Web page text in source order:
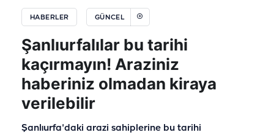
HABERLER GÜNCEL
Şanlıurfalılar bu tarihi
kaçırmayın! Araziniz
haberiniz olmadan kiraya
verilebilir
Şanlıurfa'daki arazi sahiplerine bu tarihi